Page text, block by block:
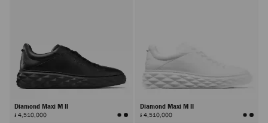
Diamond Maxi M II
៛ 4,510,000
Diamond Maxi M II
៛ 4,510,000